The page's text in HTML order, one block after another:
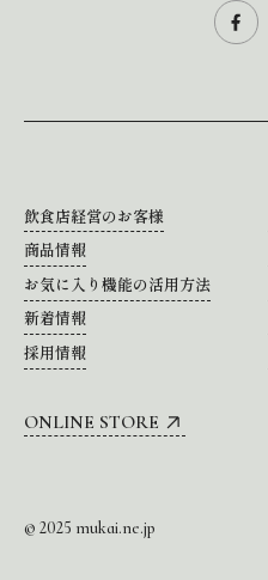
飲食店経営のお客様
商品情報
お気に入り機能の活用方法
新着情報
採用情報
ONLINE STORE
© 2025 mukai.ne.jp